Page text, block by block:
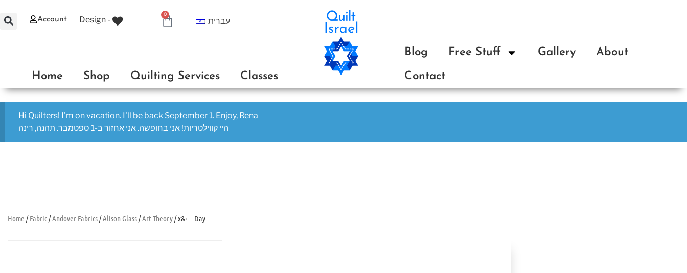
Account Design -
0
עברית
Home Shop Quilting Services Classes
Blog Free Stuff Gallery About
Contact
Hi Quilters! I'm on vacation. I'll be back September 1. Enjoy, Rena
היי קווילטריות! אני בחופשה. אני אחזור ב-1 ספטמבר. תהנה, רינה
Home /Fabric/Andover Fabrics/Alison Glass/Art Theory/ x&+ – Day